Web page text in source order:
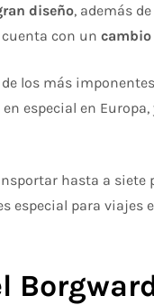
diseño, además
cuenta con un cambio
de los más
especial en
hasta a siete
especial para